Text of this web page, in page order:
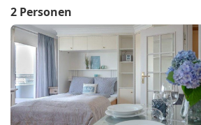
2 Personen